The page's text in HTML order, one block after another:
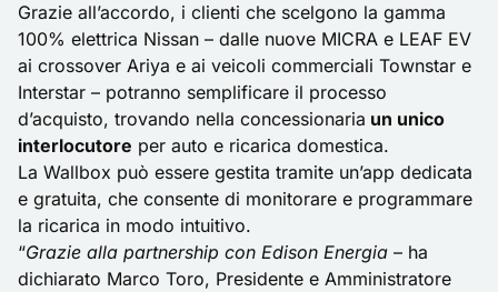
Grazie all’accordo, i clienti che scelgono la gamma
100% elettrica Nissan – dalle nuove MICRA e LEAF EV
ai crossover Ariya e ai veicoli commerciali Townstar e
Interstar – potranno semplificare il processo
d’acquisto, trovando nella concessionaria un unico
interlocutore per auto e ricarica domestica.
La Wallbox può essere gestita tramite un’app dedicata
e gratuita, che consente di monitorare e programmare
la ricarica in modo intuitivo.
“Grazie alla partnership con Edison Energia – ha
dichiarato Marco Toro, Presidente e Amministratore